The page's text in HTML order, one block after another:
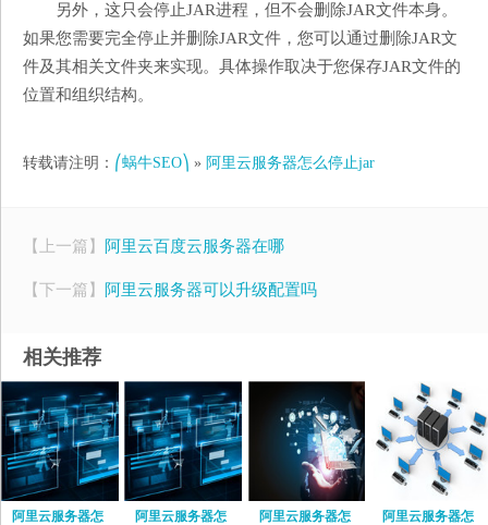
另外，这只会停止JAR进程，但不会删除JAR文件本身。
如果您需要完全停止并删除JAR文件，您可以通过删除JAR文
件及其相关文件夹来实现。具体操作取决于您保存JAR文件的
位置和组织结构。
转载请注明： ⎛蜗牛SEO⎞ » 阿里云服务器怎么停止jar
【上一篇】 阿里云百度云服务器在哪
【下一篇】 阿里云服务器可以升级配置吗
相关推荐
阿里云服务器怎
阿里云服务器怎
阿里云服务器怎
阿里云服务器怎